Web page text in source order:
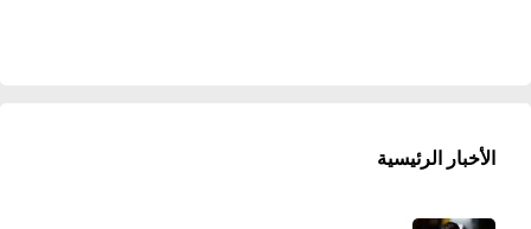
الأخبار الرئيسية